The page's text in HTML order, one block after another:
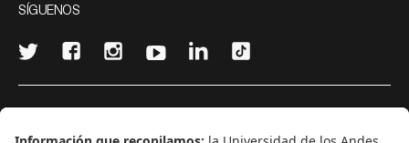
SÍGUENOS